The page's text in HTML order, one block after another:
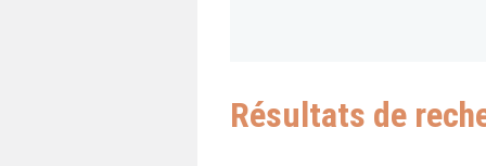
Résultats de